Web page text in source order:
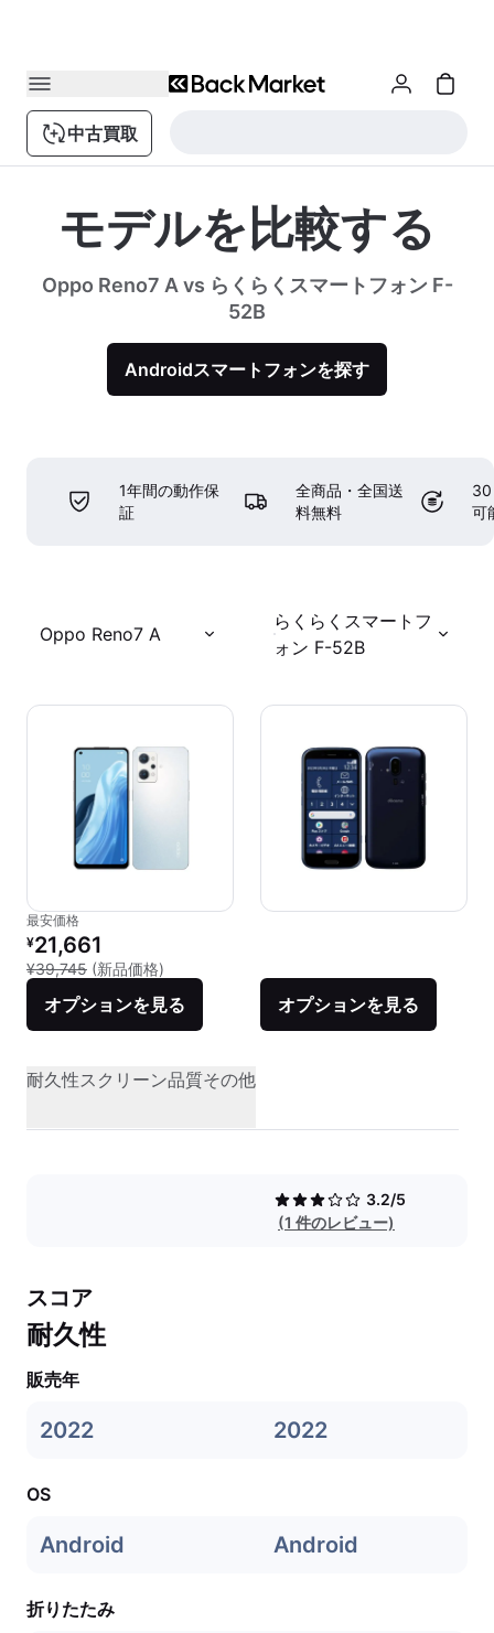
中古買取
モデルを比較する
Oppo Reno7 A vs らくらくスマートフォン F-
52B
Androidスマートフォンを探す
1年間の動作保
証
全商品・全国送
料無料
30
可
Oppo Reno7 A
らくらくスマートフ
ォン F-52B
最安価格
リファービッシュ品の価格：
¥21,661
¥39,745 (新品価格)
オプションを見る オプションを見る
耐久性スクリーン品質その他
3.2/5
(1 件のレビュー)
スコア
耐久性
販売年
2022 2022
OS
Android Android
折りたたみ